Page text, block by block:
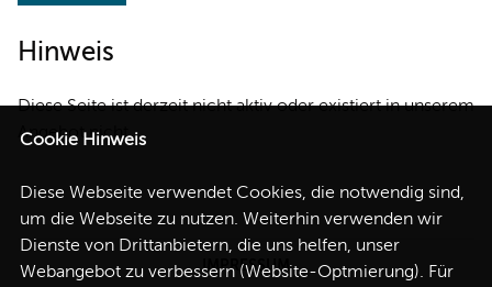
REDEN
Hinweis
Diese Seite ist derzeit nicht aktiv oder existiert in unserem
Angebot nicht.
IMPRESSUM
Cookie Hinweis
Diese Webseite verwendet Cookies, die notwendig sind,
um die Webseite zu nutzen. Weiterhin verwenden wir
Dienste von Drittanbietern, die uns helfen, unser
Webangebot zu verbessern (Website-Optmierung). Für